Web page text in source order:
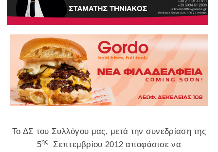
Το ΔΣ του Συλλόγου μας, μετά την συνεδρίαση της
5ης
Σεπτεμβρίου 2012 αποφάσισε να